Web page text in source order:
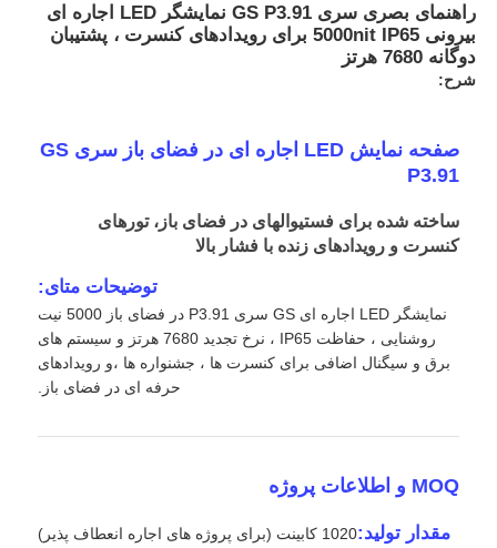
محصولات
ویدیو
راهنمای بصری سری GS P3.91 نمایشگر LED اجاره ای
بیرونی 5000nit IP65 برای رویدادهای کنسرت ، پشتیبان
دوگانه 7680 هرتز
شرح:
صفحه نمایش LED اجاره ای در فضای باز سری GS
P3.91
ساخته شده برای فستیوالهای در فضای باز، تورهای
کنسرت و رویدادهای زنده با فشار بالا
توضیحات متای:
نمایشگر LED اجاره ای GS سری P3.91 در فضای باز 5000 نیت
روشنایی ، حفاظت IP65 ، نرخ تجدید 7680 هرتز و سیستم های
برق و سیگنال اضافی برای کنسرت ها ، جشنواره ها ،و رویدادهای
حرفه ای در فضای باز.
MOQ و اطلاعات پروژه
مقدار تولید:1020 کابینت (برای پروژه های اجاره انعطاف پذیر)